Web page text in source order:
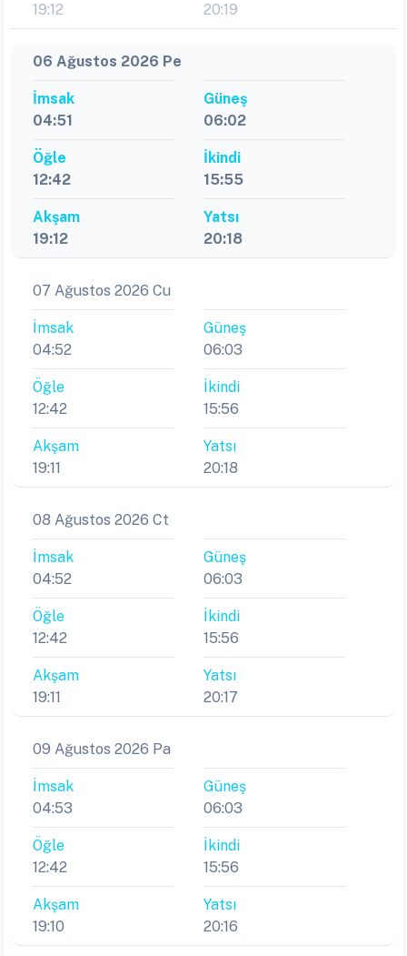
19:12
20:19
06 Ağustos 2026 Pe
İmsak
04:51
Güneş
06:02
Öğle
12:42
İkindi
15:55
Akşam
19:12
Yatsı
20:18
07 Ağustos 2026 Cu
İmsak
04:52
Güneş
06:03
Öğle
12:42
İkindi
15:56
Akşam
19:11
Yatsı
20:18
08 Ağustos 2026 Ct
İmsak
04:52
Güneş
06:03
Öğle
12:42
İkindi
15:56
Akşam
19:11
Yatsı
20:17
09 Ağustos 2026 Pa
İmsak
04:53
Güneş
06:03
Öğle
12:42
İkindi
15:56
Akşam
19:10
Yatsı
20:16